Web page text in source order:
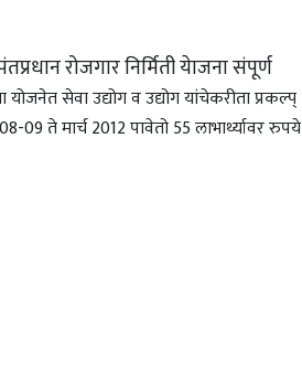
रोजगार निर्मिती येाजना संपूर्ण
योजनेत सेवा उद्योग व उद्योग यांचेकरीता प्रकल्प्
ते मार्च 2012 पावेतो 55 लाभार्थ्यावर रुपये